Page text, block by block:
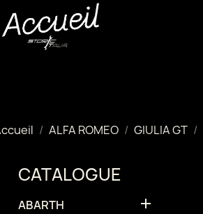
ALFA ROMEO GIULIA GT
CATALOGUE
ABARTH 